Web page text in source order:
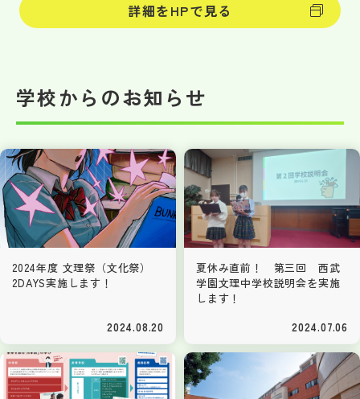
詳細をHPで見る
学校からのお知らせ
2024年度 文理祭（文化祭）
2DAYS実施します！
2024.08.20
夏休み直前！ 第三回 西武
学園文理中学校説明会を実施
します！
2024.07.06